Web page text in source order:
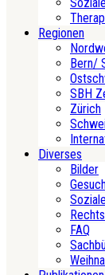
Regionen
Bern/
SBH
Zürich
Diverses
Bilder
FAQ